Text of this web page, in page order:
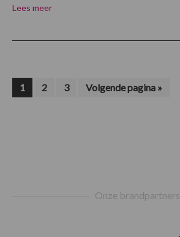
Lees meer
Pagina
1 Pagina
2 Pagina
3
Ga
naar
Volgende pagina »
Onze brandpartners